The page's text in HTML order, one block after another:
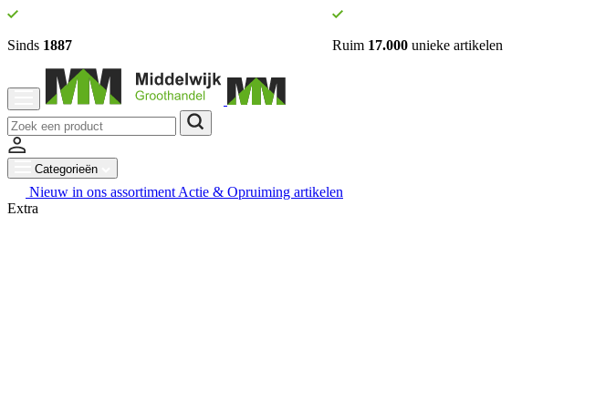
Sinds 1887 Ruim 17.000 unieke artikelen
Categorieën
Nieuw in ons assortiment Actie & Opruiming artikelen
Extra